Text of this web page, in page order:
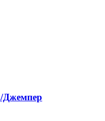
Джемпер